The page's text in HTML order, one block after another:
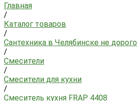
Главная
/
Каталог товаров
/
Сантехника в Челябинске не дорого
/
Смесители
/
Смесители для кухни
/
Смеситель кухня FRAP 4408